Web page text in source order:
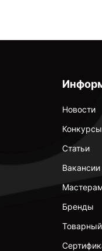
Новости
Конкурсы
Статьи
Вакансии
Бренды